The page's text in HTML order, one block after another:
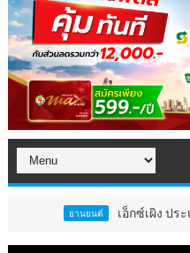
เอ็กซ์เผิง ประเทศไทย